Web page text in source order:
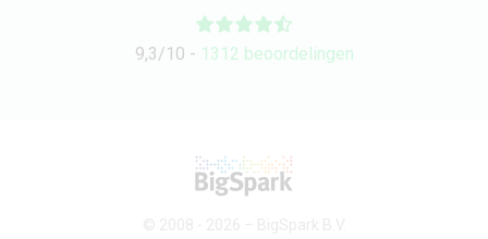
9,3/10 - 1312 beoordelingen